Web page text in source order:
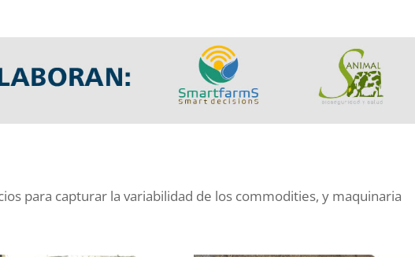
para capturar la variabilidad de los commodities, y maquinaria